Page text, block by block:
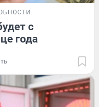
с
года